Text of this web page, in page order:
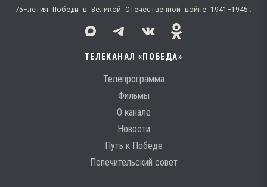
75-летия Победы в Великой Отечественной войне 1941−1945.
ТЕЛЕКАНАЛ «ПОБЕДА»
Телепрограмма
Фильмы
О канале
Новости
Путь к Победе
Попечительский совет